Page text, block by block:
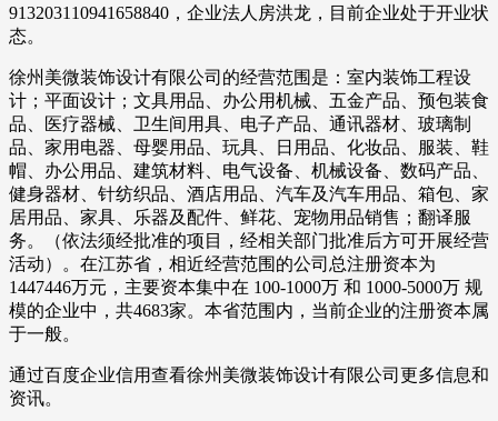
913203110941658840，企业法人房洪龙，目前企业处于开业状
态。
徐州美微装饰设计有限公司的经营范围是：室内装饰工程设
计；平面设计；文具用品、办公用机械、五金产品、预包装食
品、医疗器械、卫生间用具、电子产品、通讯器材、玻璃制
品、家用电器、母婴用品、玩具、日用品、化妆品、服装、鞋
帽、办公用品、建筑材料、电气设备、机械设备、数码产品、
健身器材、针纺织品、酒店用品、汽车及汽车用品、箱包、家
居用品、家具、乐器及配件、鲜花、宠物用品销售；翻译服
务。（依法须经批准的项目，经相关部门批准后方可开展经营
活动）。在江苏省，相近经营范围的公司总注册资本为
1447446万元，主要资本集中在 100-1000万 和 1000-5000万 规
模的企业中，共4683家。本省范围内，当前企业的注册资本属
于一般。
通过百度企业信用查看徐州美微装饰设计有限公司更多信息和
资讯。